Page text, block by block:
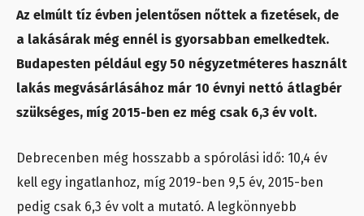
Az elmúlt tíz évben jelentősen nőttek a fizetések, de
a lakásárak még ennél is gyorsabban emelkedtek.
Budapesten például egy 50 négyzetméteres használt
lakás megvásárlásához már 10 évnyi nettó átlagbér
szükséges, míg 2015-ben ez még csak 6,3 év volt.
Debrecenben még hosszabb a spórolási idő: 10,4 év
kell egy ingatlanhoz, míg 2019-ben 9,5 év, 2015-ben
pedig csak 6,3 év volt a mutató. A legkönnyebb